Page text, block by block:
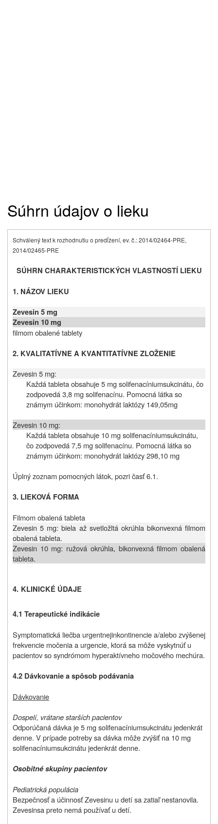
Súhrn údajov o lieku
Schválený text k rozhodnutiu o predĺžení, ev. č.: 2014/02464-PRE,
2014/02465-PRE
SÚHRN CHARAKTERISTICKÝCH VLASTNOSTÍ LIEKU
1. NÁZOV LIEKU
Zevesin 5 mg
Zevesin 10 mg
filmom obalené tablety
2. KVALITATÍVNE A KVANTITATÍVNE ZLOŽENIE
Zevesin 5 mg:
Každá tableta obsahuje 5 mg solifenacíniumsukcinátu, čo
zodpovedá 3,8 mg solifenacínu. Pomocná látka so
známym účinkom: monohydrát laktózy 149,05mg
Zevesin 10 mg:
Každá tableta obsahuje 10 mg solifenacíniumsukcinátu,
čo zodpovedá 7,5 mg solifenacínu. Pomocná látka so
známym účinkom: monohydrát laktózy 298,10 mg
Úplný zoznam pomocných látok, pozri časť 6.1.
3. LIEKOVÁ FORMA
Filmom obalená tableta
Zevesin 5 mg: biela až svetložltá okrúhla bikonvexná filmom
obalená tableta.
Zevesin 10 mg: ružová okrúhla, bikonvexná filmom obalená
tableta.
4. KLINICKÉ ÚDAJE
4.1 Terapeutické indikácie
Symptomatická liečba urgentnejinkontinencie a/alebo zvýšenej
frekvencie močenia a urgencie, ktorá sa môže vyskytnúť u
pacientov so syndrómom hyperaktívneho močového mechúra.
4.2 Dávkovanie a spôsob podávania
Dávkovanie
Dospelí, vrátane starších pacientov
Odporúčaná dávka je 5 mg solifenacíniumsukcinátu jedenkrát
denne. V prípade potreby sa dávka môže zvýšiť na 10 mg
solifenacíniumsukcinátu jedenkrát denne.
Osobitné skupiny pacientov
Pediatrická populácia
Bezpečnosť a účinnosť Zevesinu u detí sa zatiaľ nestanovila.
Zevesinsa preto nemá používať u detí.